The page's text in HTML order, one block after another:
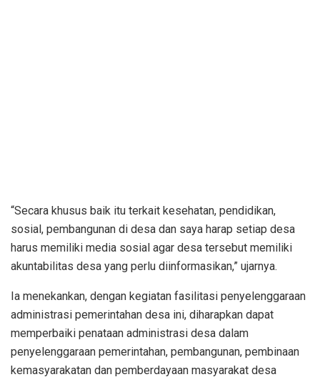
“Secara khusus baik itu terkait kesehatan, pendidikan,
sosial, pembangunan di desa dan saya harap setiap desa
harus memiliki media sosial agar desa tersebut memiliki
akuntabilitas desa yang perlu diinformasikan,” ujarnya.
Ia menekankan, dengan kegiatan fasilitasi penyelenggaraan
administrasi pemerintahan desa ini, diharapkan dapat
memperbaiki penataan administrasi desa dalam
penyelenggaraan pemerintahan, pembangunan, pembinaan
kemasyarakatan dan pemberdayaan masyarakat desa